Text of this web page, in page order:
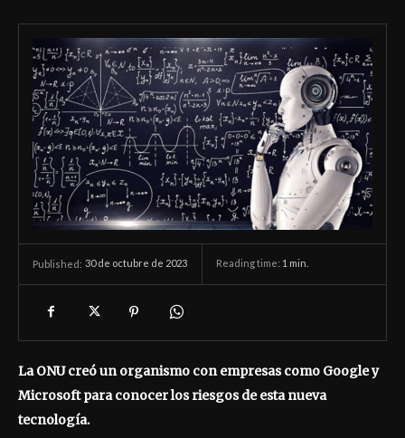
Published: 30 de octubre de 2023 Reading time: 1 min.
La ONU creó un organismo con empresas como Google y
Microsoft para conocer los riesgos de esta nueva
tecnología.